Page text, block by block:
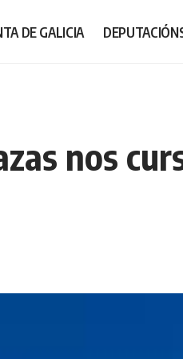
DE GALICIA
nos